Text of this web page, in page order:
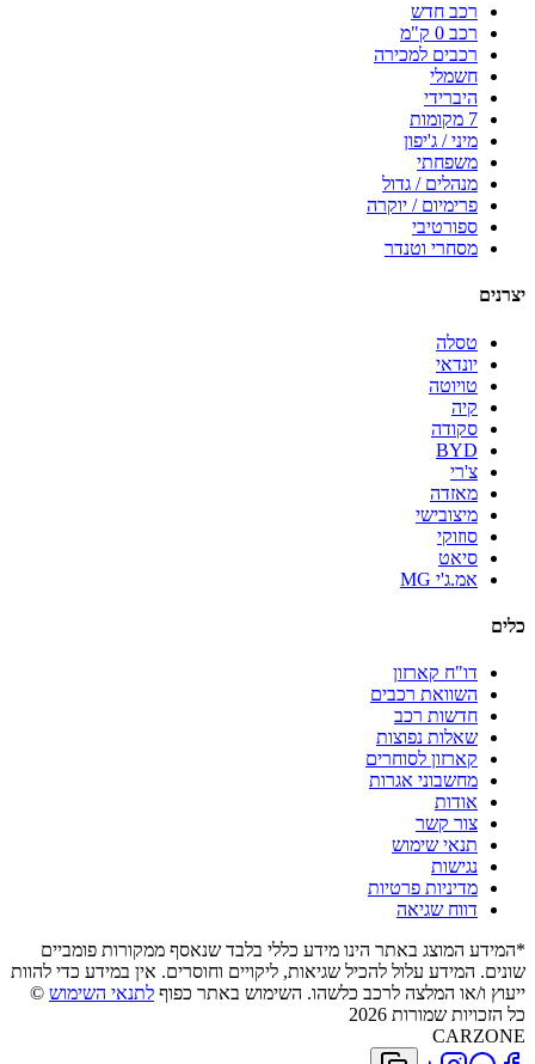
רכב חדש
רכב 0 ק"מ
רכבים למכירה
חשמלי
היברידי
7 מקומות
מיני / ג'יפון
משפחתי
מנהלים / גדול
פרימיום / יוקרה
ספורטיבי
מסחרי וטנדר
יצרנים
טסלה
יונדאי
טויוטה
קיה
סקודה
BYD
צ'רי
מאזדה
מיצובישי
סוזוקי
סיאט
אמ.ג'י MG
כלים
דו"ח קארזון
השוואת רכבים
חדשות רכב
שאלות נפוצות
קארזון לסוחרים
מחשבוני אגרות
אודות
צור קשר
תנאי שימוש
נגישות
מדיניות פרטיות
דווח שגיאה
*המידע המוצג באתר הינו מידע כללי בלבד שנאסף ממקורות פומביים
שונים. המידע עלול להכיל שגיאות, ליקויים וחוסרים. אין במידע כדי להוות
ייעוץ ו/או המלצה לרכב כלשהו. השימוש באתר כפוף לתנאי השימוש ©
כל הזכויות שמורות 2026
CARZONE